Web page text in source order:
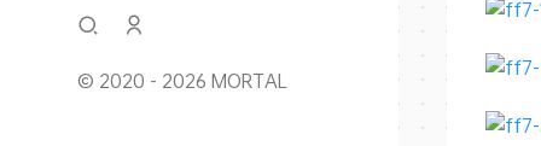
© 2020 - 2026 MORTAL